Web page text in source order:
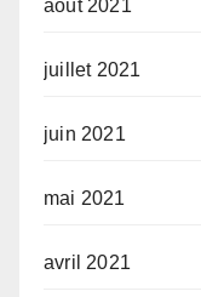
août 2021
juillet 2021
juin 2021
mai 2021
avril 2021